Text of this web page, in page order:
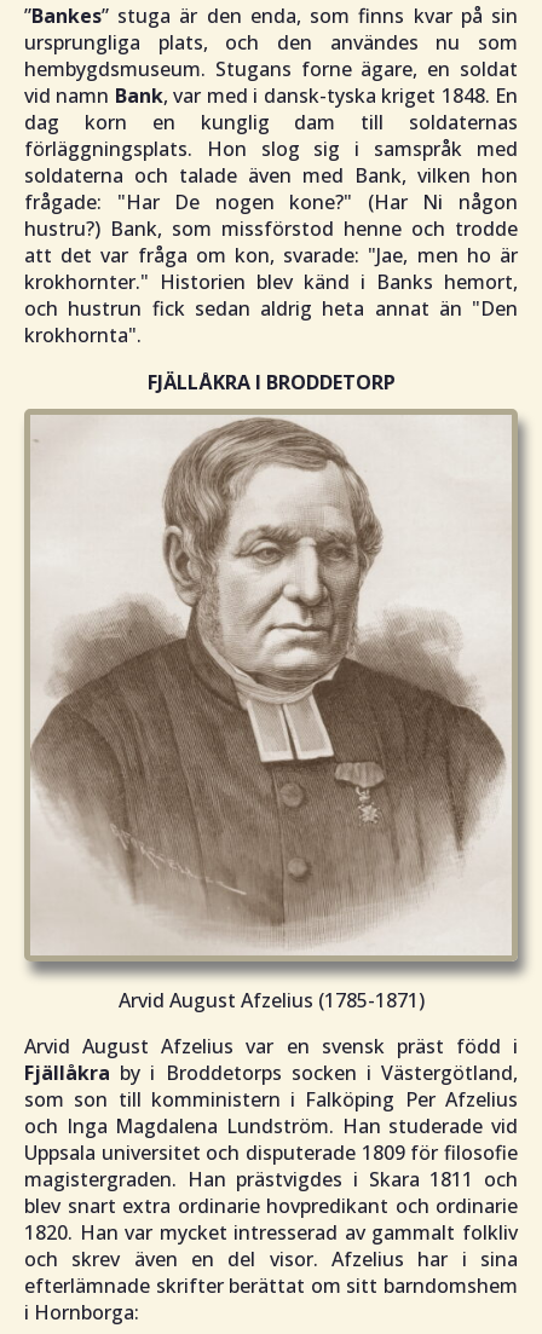
”Bankes” stuga är den enda, som finns kvar på sin
ursprungliga plats, och den användes nu som
hembygdsmuseum. Stugans forne ägare, en soldat
vid namn Bank, var med i dansk-tyska kriget 1848. En
dag korn en kunglig dam till soldaternas
förläggningsplats. Hon slog sig i samspråk med
soldaterna och talade även med Bank, vilken hon
frågade: "Har De nogen kone?" (Har Ni någon
hustru?) Bank, som missförstod henne och trodde
att det var fråga om kon, svarade: "Jae, men ho är
krokhornter." Historien blev känd i Banks hemort,
och hustrun fick sedan aldrig heta annat än "Den
krokhornta".
FJÄLLÅKRA I BRODDETORP
Arvid August Afzelius (1785-1871)
Arvid August Afzelius var en svensk präst född i
Fjällåkra by i Broddetorps socken i Västergötland,
som son till komministern i Falköping Per Afzelius
och Inga Magdalena Lundström. Han studerade vid
Uppsala universitet och disputerade 1809 för filosofie
magistergraden. Han prästvigdes i Skara 1811 och
blev snart extra ordinarie hovpredikant och ordinarie
1820. Han var mycket intresserad av gammalt folkliv
och skrev även en del visor. Afzelius har i sina
efterlämnade skrifter berättat om sitt barndomshem
i Hornborga: